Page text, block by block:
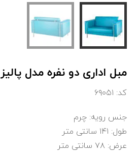
مبل اداری دو نفره مدل پالیز
کد: ۶۹۰۵۱
جنس رویه: چرم
طول: ۱۴۱ سانتی متر
عرض: ۷۸ سانتی متر